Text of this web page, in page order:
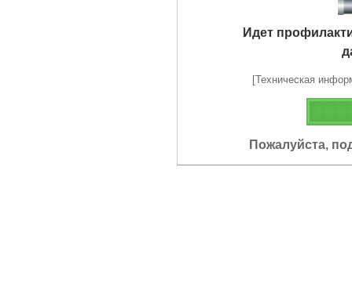
Идет
[Техническая
Пожалуйста,